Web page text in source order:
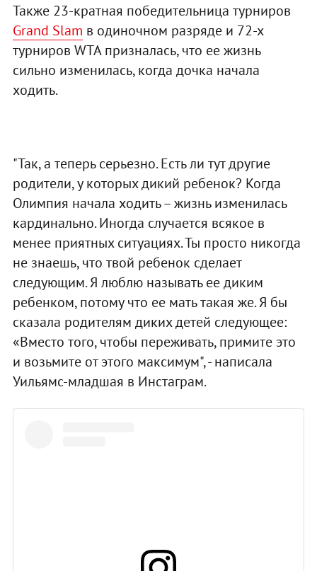
Также 23-кратная победительница турниров
Grand Slam в одиночном разряде и 72-х
турниров WTA призналась, что ее жизнь
сильно изменилась, когда дочка начала
ходить.
"Так, а теперь серьезно. Есть ли тут другие
родители, у которых дикий ребенок? Когда
Олимпия начала ходить – жизнь изменилась
кардинально. Иногда случается всякое в
менее приятных ситуациях. Ты просто никогда
не знаешь, что твой ребенок сделает
следующим. Я люблю называть ее диким
ребенком, потому что ее мать такая же. Я бы
сказала родителям диких детей следующее:
«Вместо того, чтобы переживать, примите это
и возьмите от этого максимум", - написала
Уильямс-младшая в Инстаграм.